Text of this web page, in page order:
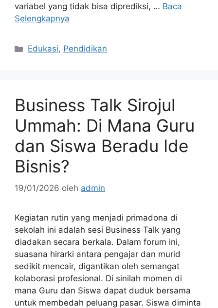
variabel yang tidak bisa diprediksi, … Baca
Selengkapnya
Kategori
Edukasi, Pendidikan
Business Talk Sirojul
Ummah: Di Mana Guru
dan Siswa Beradu Ide
Bisnis?
19/01/2026 oleh admin
Kegiatan rutin yang menjadi primadona di
sekolah ini adalah sesi Business Talk yang
diadakan secara berkala. Dalam forum ini,
suasana hirarki antara pengajar dan murid
sedikit mencair, digantikan oleh semangat
kolaborasi profesional. Di sinilah momen di
mana Guru dan Siswa dapat duduk bersama
untuk membedah peluang pasar. Siswa diminta